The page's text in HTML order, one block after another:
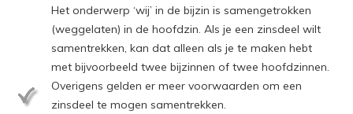
Het onderwerp ‘wij’ in de bijzin is samengetrokken
(weggelaten) in de hoofdzin. Als je een zinsdeel wilt
samentrekken, kan dat alleen als je te maken hebt
met bijvoorbeeld twee bijzinnen of twee hoofdzinnen.
Overigens gelden er meer voorwaarden om een
zinsdeel te mogen samentrekken.